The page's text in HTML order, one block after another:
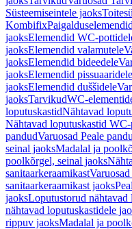
Süsteemiseintele jaoks
KombifixPaigalduselemendid
jaoksElemendid WC-
jaoksElemendid valamutele
jaoksElemendid bideedele
jaoksElemendid pissuaaridele
jaoksElemendid duššidele
jaoksTarvikudWC-
loputuskastidNähtavad
Nähtavad loputuskastid
pandudVaruosad Peale
seinal jaoksMadalal ja
poolkõrgel, seinal jaoks
sanitaarkeraamikast
sanitaarkeraamikast jaoks
jaoksLoputustorud nähtavad
nähtavad loputuskastidele
rippuv jaoksMadalal ja